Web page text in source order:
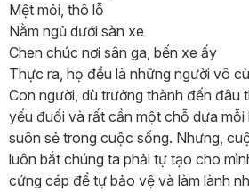
Mệt mỏi, thô lỗ
Nằm ngủ dưới sàn xe
Chen chúc nơi sân ga, bến xe ấy
Thực ra, họ đều là những người vô
Con người, dù trưởng thành đến đâu
yếu đuối và rất cần một chỗ dựa mỗi
suôn sẻ trong cuộc sống. Nhưng,
luôn bắt chúng ta phải tự tạo cho
cứng cáp để tự bảo vệ và làm lành